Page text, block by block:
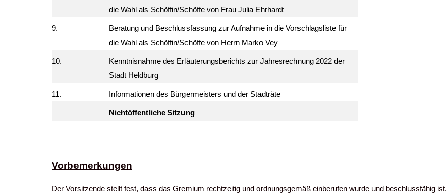
die Wahl als Schöffin/Schöffe von Frau Julia Ehrhardt
9.
Beratung und Beschlussfassung zur Aufnahme in die Vorschlagsliste für
die Wahl als Schöffin/Schöffe von Herrn Marko Vey
10.
Kenntnisnahme des Erläuterungsberichts zur Jahresrechnung 2022 der
Stadt Heldburg
11. Informationen des Bürgermeisters und der Stadträte
Nichtöffentliche Sitzung
Vorbemerkungen
Der Vorsitzende stellt fest, dass das Gremium rechtzeitig und ordnungsgemäß einberufen wurde und beschlussfähig ist.